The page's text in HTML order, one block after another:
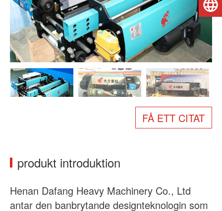
Kranreservdelar
Om oss
Nyheter
Fall
Vanliga frågor
FÅ ETT CITAT
produkt introduktion
Henan Dafang Heavy Machinery Co., Ltd
antar den banbrytande designteknologin som
Svenska